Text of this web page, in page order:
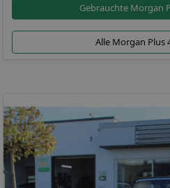
Gebrauchte Morgan
Alle Morgan Plus